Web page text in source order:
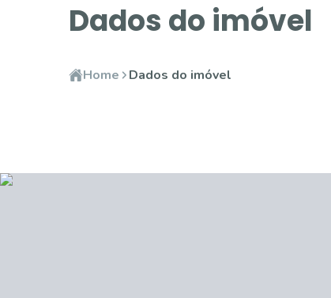
Dados do imóvel
Home Dados do imóvel